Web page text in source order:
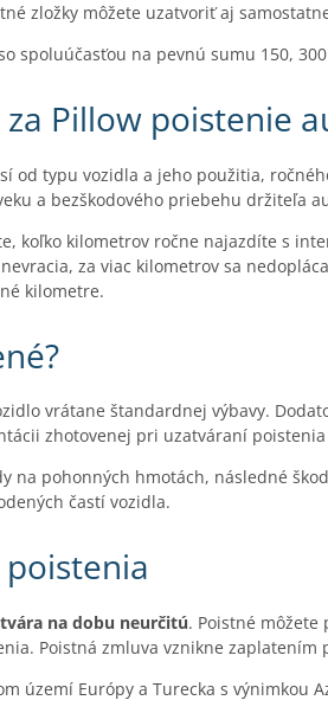
zložky môžete uzatvoriť aj
spoluúčasťou na pevnú sumu 150,
Pillow poistenie
od typu vozidla a jeho použitia,
a bezškodového priebehu držiteľa
koľko kilometrov ročne najazdíte s
za viac kilometrov sa
kilometre.
vrátane štandardnej výbavy.
zhotovenej pri uzatváraní
na pohonných hmotách, následné
častí vozidla.
na dobu neurčitú. Poistné
Poistná zmluva vznikne
území Európy a Turecka s výnimkou